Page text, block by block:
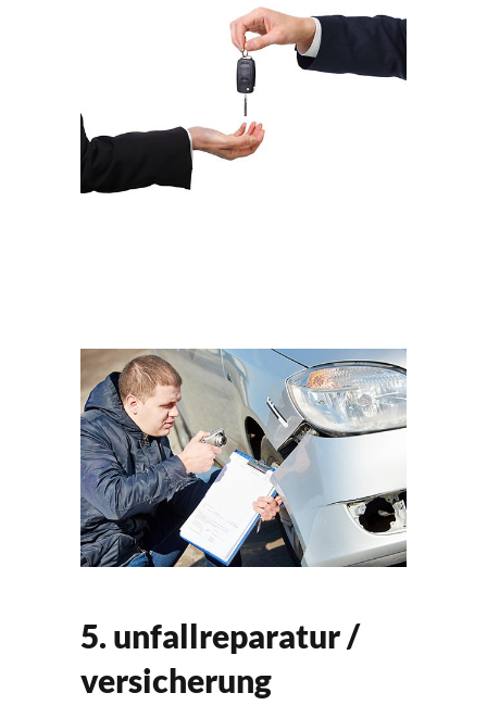
5. unfallreparatur /
versicherung